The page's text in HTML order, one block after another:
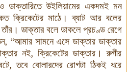
ডাক্তারিতে উইলিয়ামের একদমই মন
ক্রিকেটের মাঠে ।ব্যাট আর বলের
তাঁর। ডাক্তার বলে ডাকলে প্রচণ্ড রেগে
“আমার সামনে এসে ডাক্তার ডাক্তার
নই, ক্রিকেটের ডাক্তার। রুগীর
তবে বোলারদের রোগটা ঠিকই ধরে